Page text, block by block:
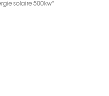
solaire 500kw"